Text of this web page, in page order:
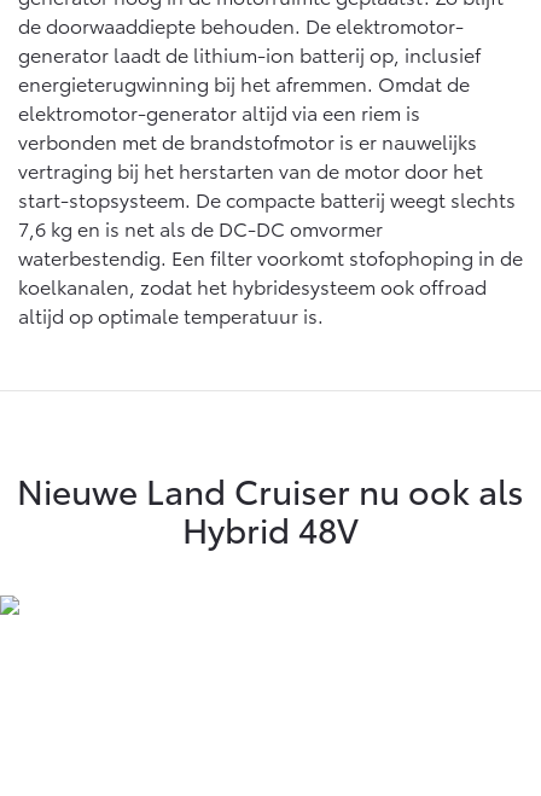
Vanaf € 46.301,- Vanaf € 56.570,-
Land Cruiser (excl. BTW)
Vanaf € 89.986,-
de doorwaaddiepte behouden. De elektromotor-
generator laadt de lithium-ion batterij op, inclusief
energieterugwinning bij het afremmen. Omdat de
elektromotor-generator altijd via een riem is
verbonden met de brandstofmotor is er nauwelijks
vertraging bij het herstarten van de motor door het
start-stopsysteem. De compacte batterij weegt slechts
7,6 kg en is net als de DC-DC omvormer
waterbestendig. Een filter voorkomt stofophoping in de
koelkanalen, zodat het hybridesysteem ook offroad
altijd op optimale temperatuur is.
Nieuwe Land Cruiser nu ook als
Hybrid 48V